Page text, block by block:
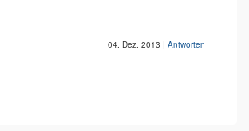
04. Dez. 2013 | Antworten